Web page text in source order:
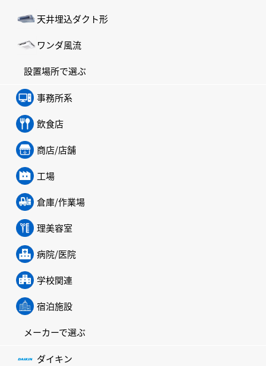
天井埋込ダクト形
ワンダ風流
設置場所で選ぶ
事務所系
飲食店
商店/店舗
工場
倉庫/作業場
理美容室
病院/医院
学校関連
宿泊施設
メーカーで選ぶ
ダイキン